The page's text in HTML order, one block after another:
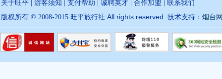
关于旺平 游客须知 支付帮助 诚聘英才 合作加盟
联系我们
版权所有 © 2008-2015 旺平旅行社 All rights reserved. 技术支持： 烟台